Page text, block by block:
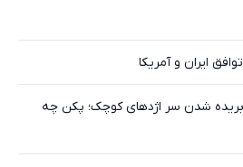
ایران و آمریکا
شدن سر اژدهای کوچک؛ پکن چه